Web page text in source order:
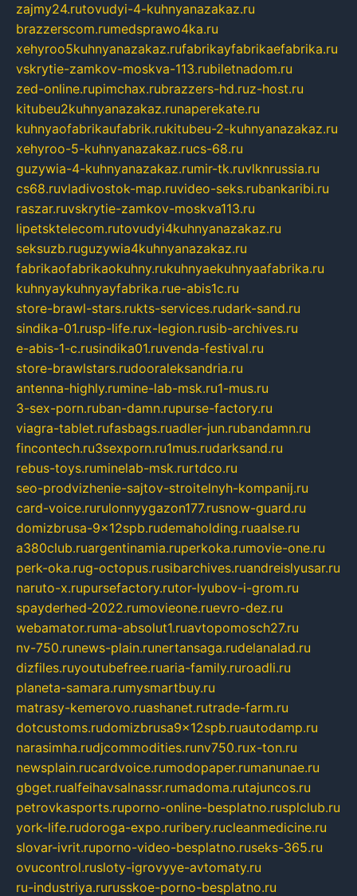
zajmy24.rutovudyi-4-kuhnyanazakaz.ru
brazzerscom.rumedsprawo4ka.ru
xehyroo5kuhnyanazakaz.rufabrikayfabrikaefabrika.ru
vskrytie-zamkov-moskva-113.rubiletnadom.ru
zed-online.rupimchax.rubrazzers-hd.ruz-host.ru
kitubeu2kuhnyanazakaz.runaperekate.ru
kuhnyaofabrikaufabrik.rukitubeu-2-kuhnyanazakaz.ru
xehyroo-5-kuhnyanazakaz.rucs-68.ru
guzywia-4-kuhnyanazakaz.rumir-tk.ruvlknrussia.ru
cs68.ruvladivostok-map.ruvideo-seks.rubankaribi.ru
raszar.ruvskrytie-zamkov-moskva113.ru
lipetsktelecom.rutovudyi4kuhnyanazakaz.ru
seksuzb.ruguzywia4kuhnyanazakaz.ru
fabrikaofabrikaokuhny.rukuhnyaekuhnyaafabrika.ru
kuhnyaykuhnyayfabrika.rue-abis1c.ru
store-brawl-stars.rukts-services.rudark-sand.ru
sindika-01.rusp-life.rux-legion.rusib-archives.ru
e-abis-1-c.rusindika01.ruvenda-festival.ru
store-brawlstars.rudooraleksandria.ru
antenna-highly.rumine-lab-msk.ru1-mus.ru
3-sex-porn.ruban-damn.rupurse-factory.ru
viagra-tablet.rufasbags.ruadler-jun.rubandamn.ru
fincontech.ru3sexporn.ru1mus.rudarksand.ru
rebus-toys.ruminelab-msk.rurtdco.ru
seo-prodvizhenie-sajtov-stroitelnyh-kompanij.ru
card-voice.rurulonnyygazon177.rusnow-guard.ru
domizbrusa-9x12spb.rudemaholding.ruaalse.ru
a380club.ruargentinamia.ruperkoka.rumovie-one.ru
perk-oka.rug-octopus.rusibarchives.ruandreislyusar.ru
naruto-x.rupursefactory.rutor-lyubov-i-grom.ru
spayderhed-2022.rumovieone.ruevro-dez.ru
webamator.ruma-absolut1.ruavtopomosch27.ru
nv-750.runews-plain.runertansaga.rudelanalad.ru
dizfiles.ruyoutubefree.ruaria-family.ruroadli.ru
planeta-samara.rumysmartbuy.ru
matrasy-kemerovo.ruashanet.rutrade-farm.ru
dotcustoms.rudomizbrusa9x12spb.ruautodamp.ru
narasimha.rudjcommodities.runv750.rux-ton.ru
newsplain.rucardvoice.rumodopaper.rumanunae.ru
gbget.rualfeihavsalnassr.rumadoma.rutajuncos.ru
petrovkasports.ruporno-online-besplatno.rusplclub.ru
york-life.rudoroga-expo.ruribery.rucleanmedicine.ru
slovar-ivrit.ruporno-video-besplatno.ruseks-365.ru
ovucontrol.rusloty-igrovyye-avtomaty.ru
ru-industriya.rurusskoe-porno-besplatno.ru